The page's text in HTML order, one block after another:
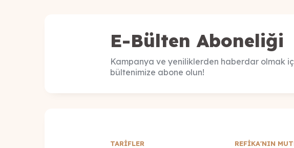
E-Bülten Aboneliği
Kampanya ve yeniliklerden haberdar olmak
bültenimize abone olun!
TARİFLER
REFİKA'NIN